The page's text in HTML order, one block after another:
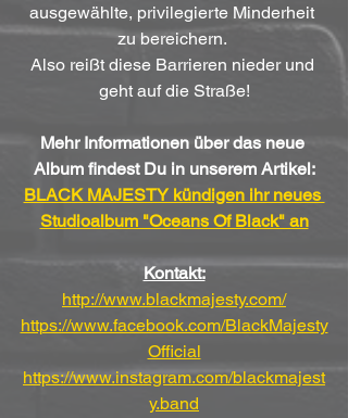
ausgewählte, privilegierte Minderheit
zu bereichern.
Also reißt diese Barrieren nieder und
geht auf die Straße!
Mehr Informationen über das neue
Album findest Du in unserem Artikel:
BLACK MAJESTY kündigen ihr neues
Studioalbum "Oceans Of Black" an
Kontakt:
http://www.blackmajesty.com/
https://www.facebook.com/BlackMajesty
Official
https://www.instagram.com/blackmajest
y.band